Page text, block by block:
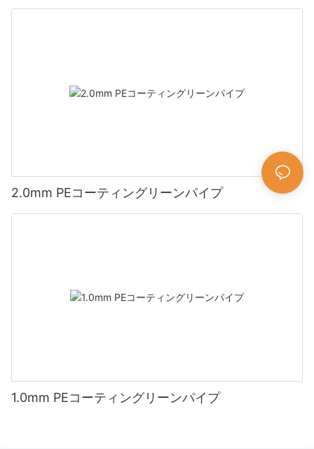
2.0mm PEコーティングリーンパイプ
1.0mm PEコーティングリーンパイプ